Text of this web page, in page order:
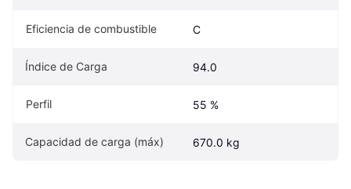
Eficiencia de combustible C
Índice de Carga 94.0
Perfil 55 %
Capacidad de carga (máx) 670.0 kg